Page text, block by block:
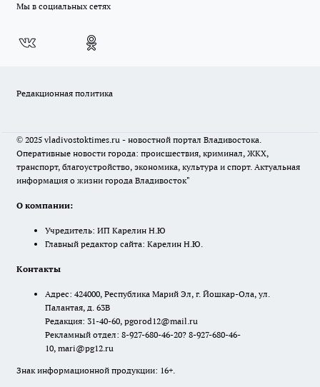
Мы в социальных сетях
Редакционная политика
© 2025 vladivostoktimes.ru - новостной портал Владивостока.
Оперативные новости города: происшествия, криминал, ЖКХ,
транспорт, благоустройство, экономика, культура и спорт. Актуальная
информация о жизни города Владивосток"
О компании:
Учредитель: ИП Карелин Н.Ю
Главный редактор сайта: Карелин Н.Ю.
Контакты
Адрес: 424000, Республика Марий Эл, г. Йошкар-Ола, ул.
Палантая, д. 63В
Редакция: 31-40-60, pgorod12@mail.ru
Рекламный отдел: 8-927-680-46-20? 8-927-680-46-
10, mari@pg12.ru
Знак информационной продукции: 16+.